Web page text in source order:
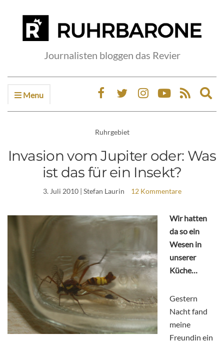
Journalisten bloggen das Revier
Menu
Ruhrgebiet
Invasion vom Jupiter oder: Was
ist das für ein Insekt?
3. Juli 2010| Stefan Laurin 12 Kommentare
Wir hatten
da so ein
Wesen in
unserer
Küche…
Gestern
Nacht fand
meine
Freundin ein